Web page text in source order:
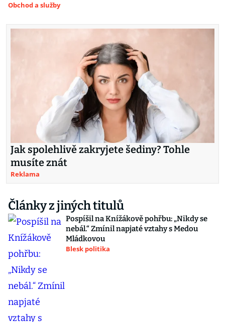
Obchod a služby
Jak spolehlivě zakryjete šediny? Tohle
musíte znát
Reklama
Články z jiných titulů
Pospíšil na Knížákově pohřbu: „Nikdy se
nebál.“ Zmínil napjaté vztahy s Medou
Mládkovou
Blesk politika